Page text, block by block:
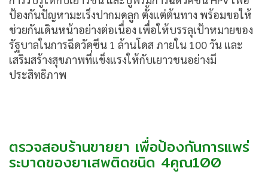
ป้องกันปัญหามะเร็งปากมดลูก ตั้งแต่ต้นทาง พร้อมขอให้
ช่วยกันเดินหน้าอย่างต่อเนื่อง เพื่อให้บรรลุเป้าหมายของ
รัฐบาลในการฉีดวัคซีน 1 ล้านโดส ภายใน 100 วัน และ
เสริมสร้างสุขภาพที่แข็งแรงให้กับเยาวชนอย่างมี
ประสิทธิภาพ
ตรวจสอบร้านขายยา เพื่อป้องกันการแพร่
ระบาดของยาเสพติดชนิด 4คูณ100